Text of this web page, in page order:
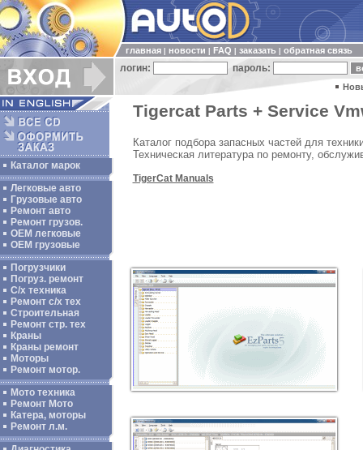
главная новости FAQ заказать обратная связь
логин: пароль:
Каталог марок
Легковые авто
Грузовые авто
Ремонт авто
Ремонт грузов.
ОЕМ легковые
OEM грузовые
Погрузчики
Погруз. ремонт
С/х техника
Ремонт с/х тех
Строительная
Ремонт стр. тех
Краны
Краны ремонт
Моторы
Ремонт мотор.
Мото техника
Ремонт Мото
Катера, моторы
Ремонт л.м.
Tigercat Parts + Service
Каталог подбора запасных частей для
Техническая литература по ремонту,
TigerCat Manuals